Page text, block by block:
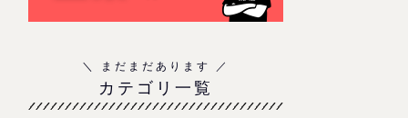
カテゴリ一覧